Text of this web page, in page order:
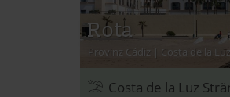
Rota
Provinz Cádiz Costa de la Luz
Costa de la Luz